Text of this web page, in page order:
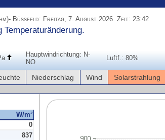
Büßfeld: Freitag, 7. August 2026 Zeit: 23:42
Hauptwindrichtung: N-
NO
Luftf.: 80%
Niederschlag Wind Solarstrahlung
W/m²
0
837